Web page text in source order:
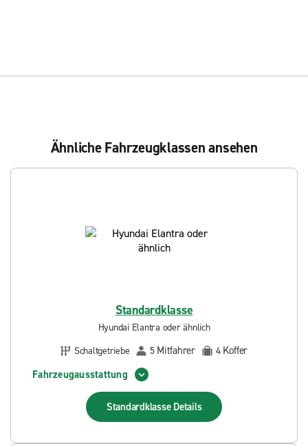
Ähnliche Fahrzeugklassen ansehen
Standardklasse
Hyundai Elantra oder ähnlich
Schaltgetriebe
5 Mitfahrer 4 Koffer
Fahrzeugausstattung
Standardklasse Details